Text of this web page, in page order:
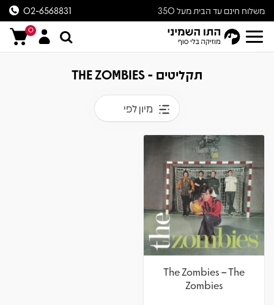
משלוח חינם עד הבית מעל 350
ש״ח
02-6568831
0
תקליטים - THE ZOMBIES
מיון לפי
The Zombies – The
Zombies